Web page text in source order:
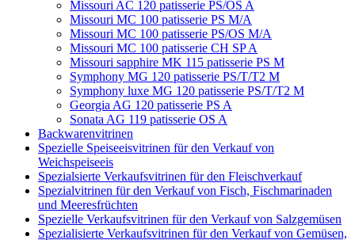
Missouri AC 120 patisserie PS/OS A
Missouri MC 100 patisserie PS M/A
Missouri MC 100 patisserie PS/OS M/A
Missouri MC 100 patisserie СН SP A
Missouri sapphire MK 115 patisserie PS M
Symphony MG 120 patisserie PS/T/T2 M
Symphony luxe MG 120 patisserie PS/T/T2 M
Georgia AG 120 patisserie PS A
Sonata AG 119 patisserie OS A
Backwarenvitrinen
Spezielle Speiseeisvitrinen für den Verkauf von
Weichspeiseeis
Spezialsierte Verkaufsvitrinen für den Fleischverkauf
Spezialvitrinen für den Verkauf von Fisch, Fischmarinaden
und Meeresfrüchten
Spezielle Verkaufsvitrinen für den Verkauf von Salzgemüsen
Spezialisierte Verkaufsvitrinen für den Verkauf von Gemüsen,